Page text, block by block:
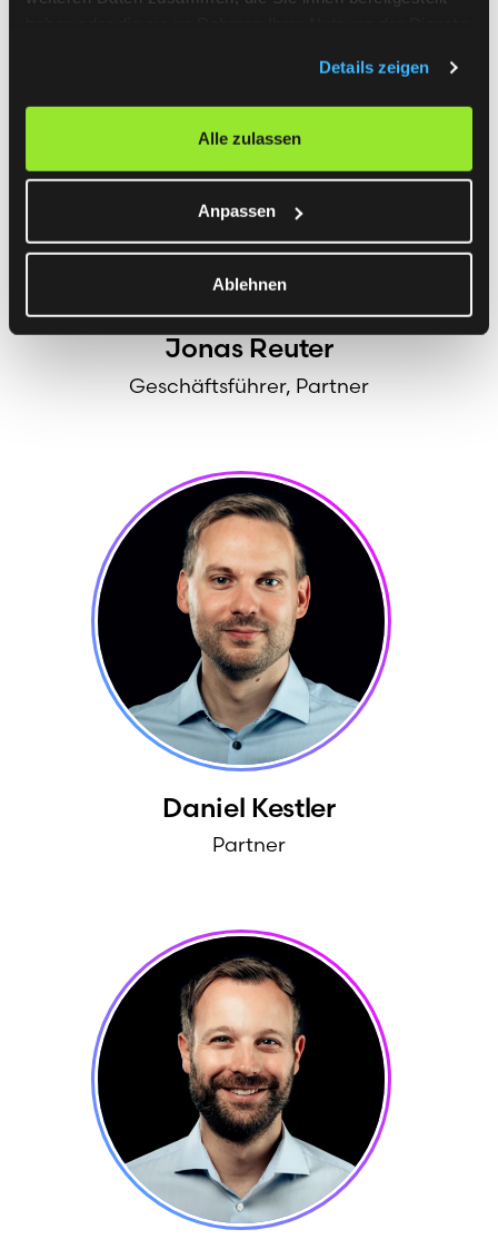
Details zeigen
Alle zulassen
Anpassen
Ablehnen
Jonas Reuter
Geschäftsführer, Partner
Daniel Kestler
Partner